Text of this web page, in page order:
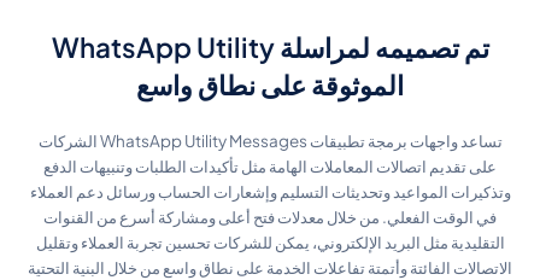
تم تصميمه لمراسلة WhatsApp Utility
الموثوقة على نطاق واسع
تساعد واجهات برمجة تطبيقات WhatsApp Utility Messages الشركات
على تقديم اتصالات المعاملات الهامة مثل تأكيدات الطلبات وتنبيهات الدفع
وتذكيرات المواعيد وتحديثات التسليم وإشعارات الحساب ورسائل دعم العملاء
في الوقت الفعلي. من خلال معدلات فتح أعلى ومشاركة أسرع من القنوات
التقليدية مثل البريد الإلكتروني، يمكن للشركات تحسين تجربة العملاء وتقليل
الاتصالات الفائتة وأتمتة تفاعلات الخدمة على نطاق واسع من خلال البنية التحتية